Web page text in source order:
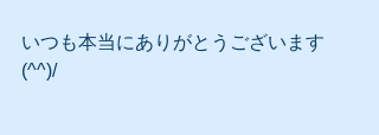
いつも本当にありがとうございます
(^^)/